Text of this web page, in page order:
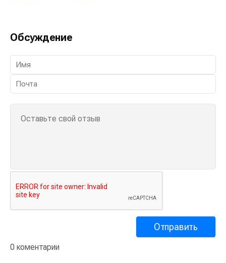
Обсуждение
0 коментарии